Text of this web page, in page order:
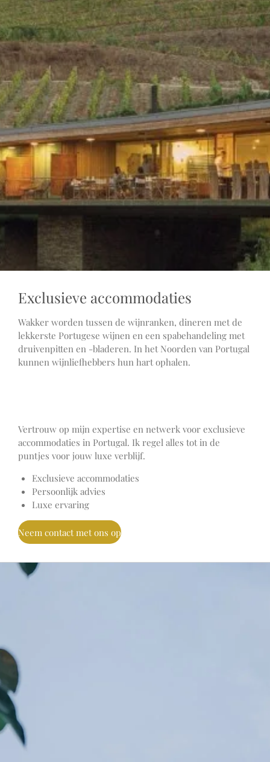
Exclusieve accommodaties
Wakker worden tussen de wijnranken, dineren met de
lekkerste Portugese wijnen en een spabehandeling met
druivenpitten en -bladeren. In het Noorden van Portugal
kunnen wijnliefhebbers hun hart ophalen.
Vertrouw op mijn expertise en netwerk voor exclusieve
accommodaties in Portugal. Ik regel alles tot in de
puntjes voor jouw luxe verblijf.
Exclusieve accommodaties
Persoonlijk advies
Luxe ervaring
Neem contact met ons op